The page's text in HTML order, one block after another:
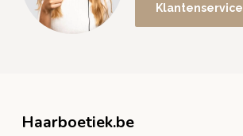
Klantenservice
Haarboetiek.be